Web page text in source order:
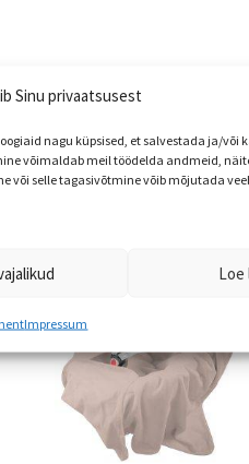
Sinu privaatsusest
nagu küpsised, et salvestada ja/või
võimaldab meil töödelda andmeid,
või selle tagasivõtmine võib mõjutada
Loe
Impressum